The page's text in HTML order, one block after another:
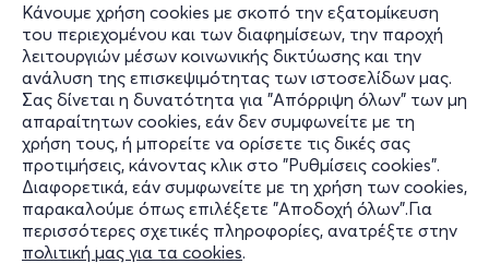
Κάνουμε χρήση cookies με σκοπό την εξατομίκευση
του περιεχομένου και των διαφημίσεων, την παροχή
λειτουργιών μέσων κοινωνικής δικτύωσης και την
ανάλυση της επισκεψιμότητας των ιστοσελίδων μας.
Σας δίνεται η δυνατότητα για "Απόρριψη όλων" των μη
απαραίτητων cookies, εάν δεν συμφωνείτε με τη
χρήση τους, ή μπορείτε να ορίσετε τις δικές σας
προτιμήσεις, κάνοντας κλικ στο "Ρυθμίσεις cookies".
Διαφορετικά, εάν συμφωνείτε με τη χρήση των cookies,
παρακαλούμε όπως επιλέξετε "Αποδοχή όλων".Για
περισσότερες σχετικές πληροφορίες, ανατρέξτε στην
πολιτική μας για τα cookies.